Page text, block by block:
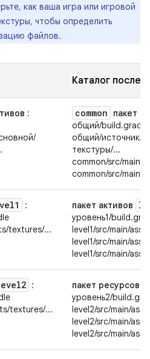
как ваша игра или игровой
чтобы определить
файлов.
Каталог после
:
common
пакет
общий/build.gradle
общий/источник/
текстуры/...
common/src/main/
common/src/main/
:
textures/...
пакет активов
уровень1/
level1/src/main/
level1/src/main/
level1/src/main/
:
textures/...
пакет ресурсов
уровень2/
level2/src/main/
level2/src/main/
level2/src/main/